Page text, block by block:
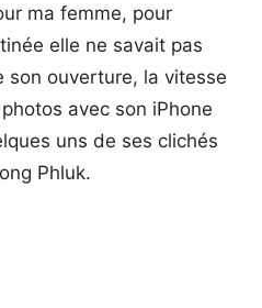
ma femme, pour
elle ne savait pas
ouverture, la vitesse
avec son iPhone
uns de ses clichés
Phluk.